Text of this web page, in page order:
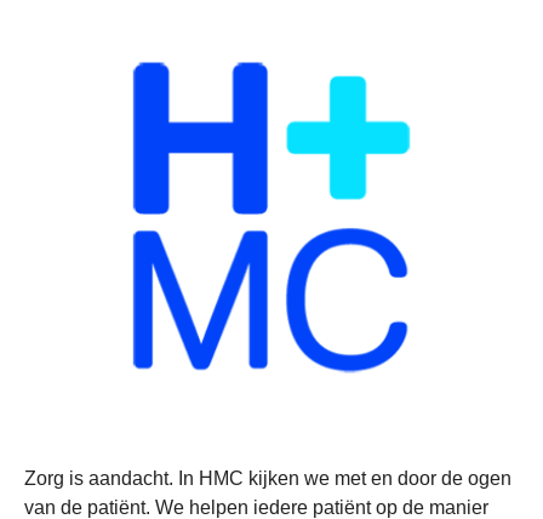
Zorg is aandacht. In HMC kijken we met en door de ogen
van de patiënt. We helpen iedere patiënt op de manier